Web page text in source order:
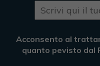
Acconsento al
quanto pevisto dal